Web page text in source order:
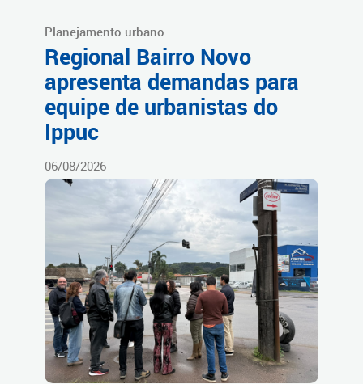
Planejamento urbano
Regional Bairro Novo
apresenta demandas para
equipe de urbanistas do
Ippuc
06/08/2026